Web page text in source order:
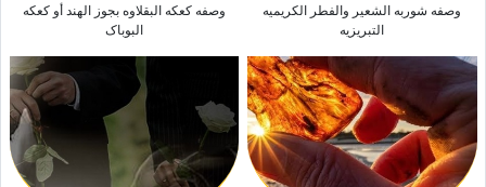
وصفه شوربه الشعیر والفطر الکریمیه
التبریزیه
وصفه کعکه البقلاوه بجوز الهند أو کعکه
البوباک